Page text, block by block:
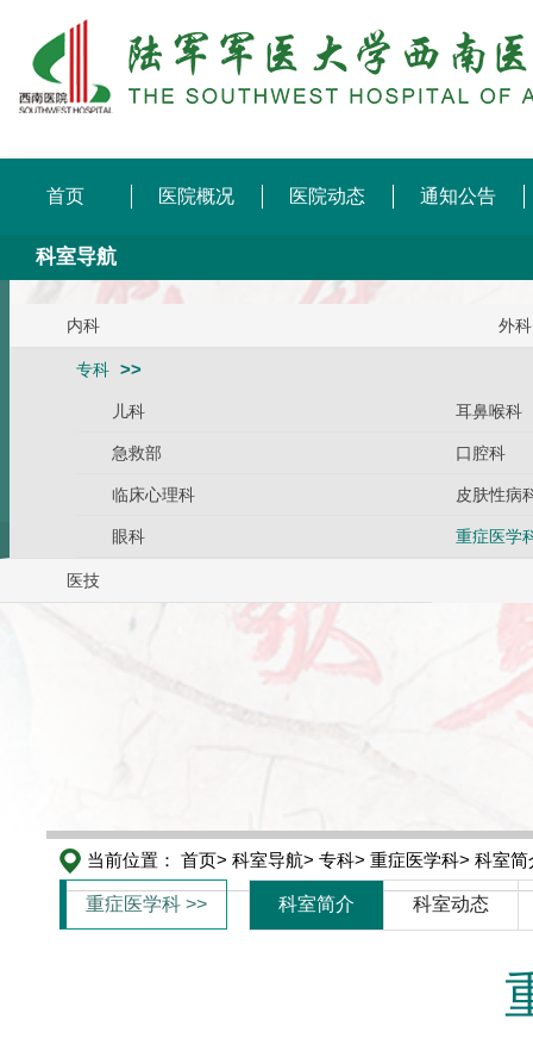
首页 医院概况 医院动态 通知公告
科室导航
内科 外科
专科
儿科 耳鼻喉科
急救部 口腔科
临床心理科 皮肤性病
眼科 重症医学
医技
当前位置： 首页> 科室导航> 专科> 重症医学科> 科室简
重症医学科 >> 科室简介 科室动态